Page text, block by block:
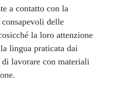
a contatto con la
delle
la loro attenzione
lingua praticata dai
lavorare con materiali